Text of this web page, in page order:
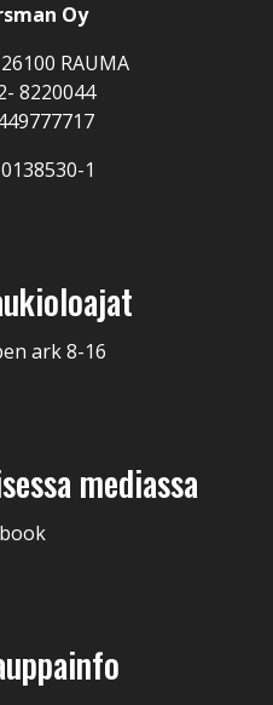
Oy
RAUMA
8220044
1
ark 8-16
mediassa